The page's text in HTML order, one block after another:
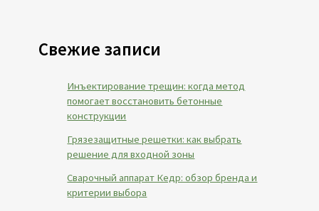
Свежие записи
Инъектирование трещин: когда метод
помогает восстановить бетонные
конструкции
Грязезащитные решетки: как выбрать
решение для входной зоны
Сварочный аппарат Кедр: обзор бренда и
критерии выбора